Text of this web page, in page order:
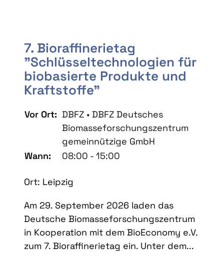
7. Bioraffinerietag
"Schlüsseltechnologien für
biobasierte Produkte und
Kraftstoffe"
Vor Ort: DBFZ • DBFZ Deutsches
Biomasseforschungszentrum
gemeinnützige GmbH
Wann:
08:00 - 15:00
Ort: Leipzig
Am 29. September 2026 laden das
Deutsche Biomasseforschungszentrum
in Kooperation mit dem BioEconomy e.V.
zum 7. Bioraffinerietag ein. Unter dem...